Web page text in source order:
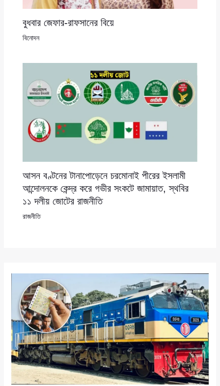
বুধবার জেফার-রাফসানের বিয়ে
বিনোদন
আসন বণ্টনের টানাপোড়েনে চরমোনাই পীরের ইসলামী
আন্দোলনকে কেন্দ্র করে গভীর সংকটে জামায়াত, স্থবির
১১ দলীয় জোটের রাজনীতি
রাজনীতি